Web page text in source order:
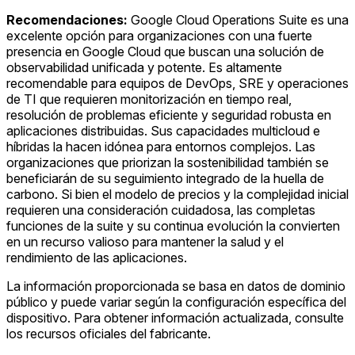
Recomendaciones: Google Cloud Operations Suite es una
excelente opción para organizaciones con una fuerte
presencia en Google Cloud que buscan una solución de
observabilidad unificada y potente. Es altamente
recomendable para equipos de DevOps, SRE y operaciones
de TI que requieren monitorización en tiempo real,
resolución de problemas eficiente y seguridad robusta en
aplicaciones distribuidas. Sus capacidades multicloud e
híbridas la hacen idónea para entornos complejos. Las
organizaciones que priorizan la sostenibilidad también se
beneficiarán de su seguimiento integrado de la huella de
carbono. Si bien el modelo de precios y la complejidad inicial
requieren una consideración cuidadosa, las completas
funciones de la suite y su continua evolución la convierten
en un recurso valioso para mantener la salud y el
rendimiento de las aplicaciones.
La información proporcionada se basa en datos de dominio
público y puede variar según la configuración específica del
dispositivo. Para obtener información actualizada, consulte
los recursos oficiales del fabricante.